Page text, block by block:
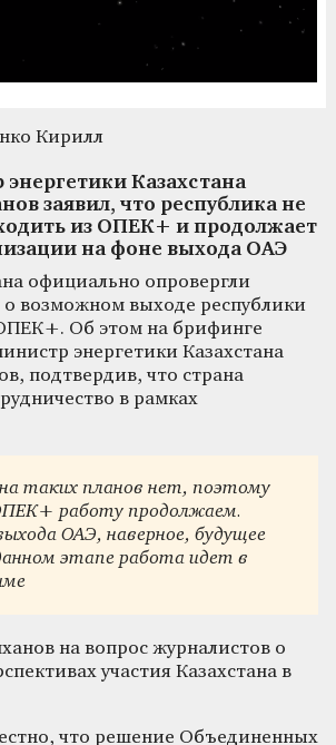
Кирилл
Казахстана
заявил, что республика не
из ОПЕК+ и продолжает
на фоне выхода ОАЭ
официально опровергли
возможном выходе республики
Об этом на брифинге
энергетики Казахстана
подтвердив, что страна
в рамках
таких планов нет, поэтому
работу продолжаем.
ОАЭ, наверное, будущее
этапе работа идет в
на вопрос журналистов о
участия Казахстана в
что решение Объединенных